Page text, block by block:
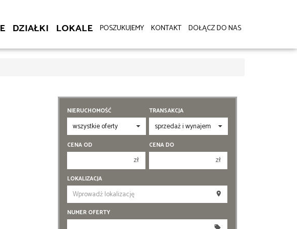
DZIAŁKI LOKALE POSZUKUJEMY KONTAKT DOŁĄCZ DO NAS
NIERUCHOMOŚĆ TRANSAKCJA
CENA OD
zł
150 000 zł
200 000 zł
300 000 zł
CENA DO
zł
300 000 zł
LOKALIZACJA
NUMER OFERTY